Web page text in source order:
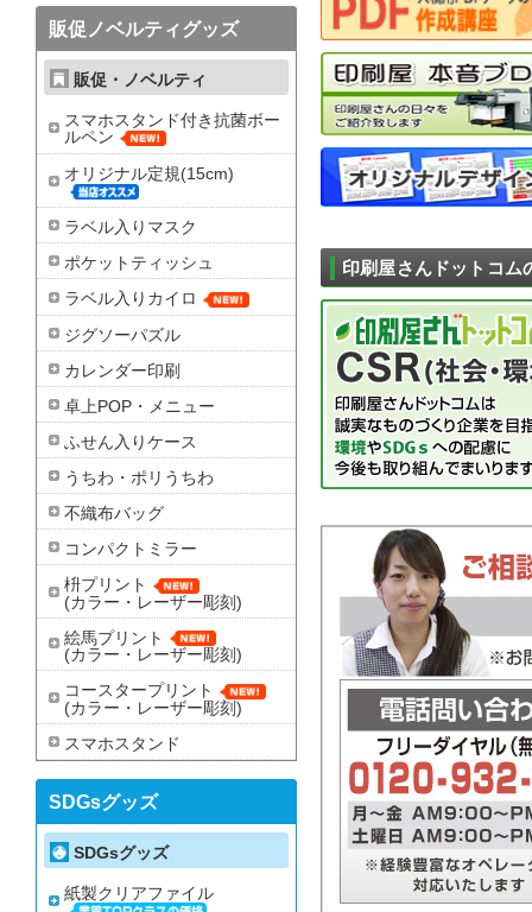
印刷屋さんドットコム
販促ノベルティグッズ
販促・ノベルティ
スマホスタンド付き抗菌ボー
ルペン
オリジナル定規(15cm)
ラベル入りマスク
ポケットティッシュ
ラベル入りカイロ
ジグソーパズル
カレンダー印刷
卓上POP・メニュー
ふせん入りケース
うちわ・ポリうちわ
不織布バッグ
コンパクトミラー
枡プリント
(カラー・レーザー彫刻)
絵馬プリント
(カラー・レーザー彫刻)
コースタープリント
(カラー・レーザー彫刻)
スマホスタンド
SDGsグッズ
SDGsグッズ
紙製クリアファイル